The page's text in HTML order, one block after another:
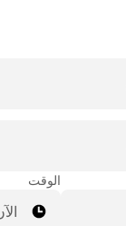
الوقت